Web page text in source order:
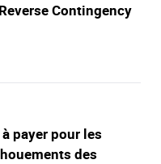
Contingency
payer pour les
des